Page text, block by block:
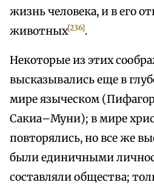
жизнь человека, и в его
животных[236].
Некоторые из этих
высказывались еще в
мире языческом
Сакиа–Муни); в мире
повторялись, но все же
были единичными
составляли общества;